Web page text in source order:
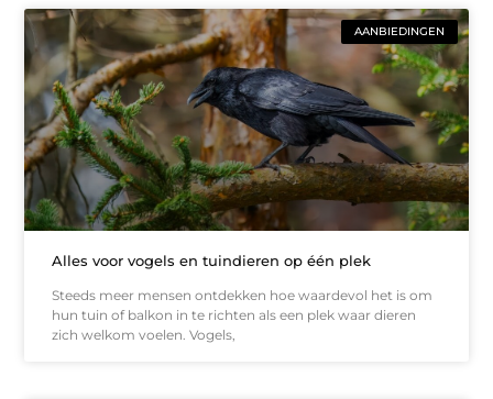
AANBIEDINGEN
Alles voor vogels en tuindieren op één plek
Steeds meer mensen ontdekken hoe waardevol het is om
hun tuin of balkon in te richten als een plek waar dieren
zich welkom voelen. Vogels,